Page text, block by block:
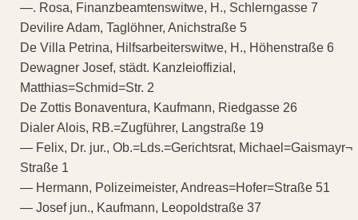
—. Rosa, Finanzbeamtenswitwe, H., Schlerngasse 7
Devilire Adam, Taglöhner, Anichstraße 5
De Villa Petrina, Hilfsarbeiterswitwe, H., Höhenstraße 6
Dewagner Josef, städt. Kanzleioffizial,
Matthias=Schmid=Str. 2
De Zottis Bonaventura, Kaufmann, Riedgasse 26
Dialer Alois, RB.=Zugführer, Langstraße 19
— Felix, Dr. jur., Ob.=Lds.=Gerichtsrat, Michael=Gaismayr¬
Straße 1
— Hermann, Polizeimeister, Andreas=Hofer=Straße 51
— Josef jun., Kaufmann, Leopoldstraße 37